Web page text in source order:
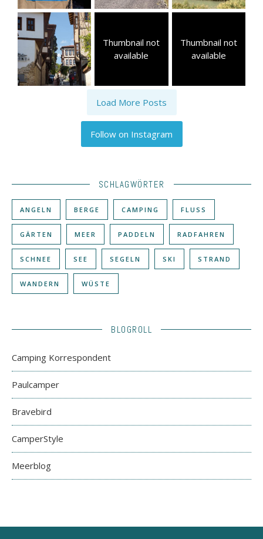
Thumbnail not
available
Thumbnail not
available
Load More Posts
Follow on Instagram
SCHLAGWÖRTER
ANGELN BERGE CAMPING FLUSS
GÄRTEN MEER PADDELN RADFAHREN
SCHNEE SEE SEGELN SKI STRAND
WANDERN WÜSTE
BLOGROLL
Camping Korrespondent
Paulcamper
Bravebird
CamperStyle
Meerblog